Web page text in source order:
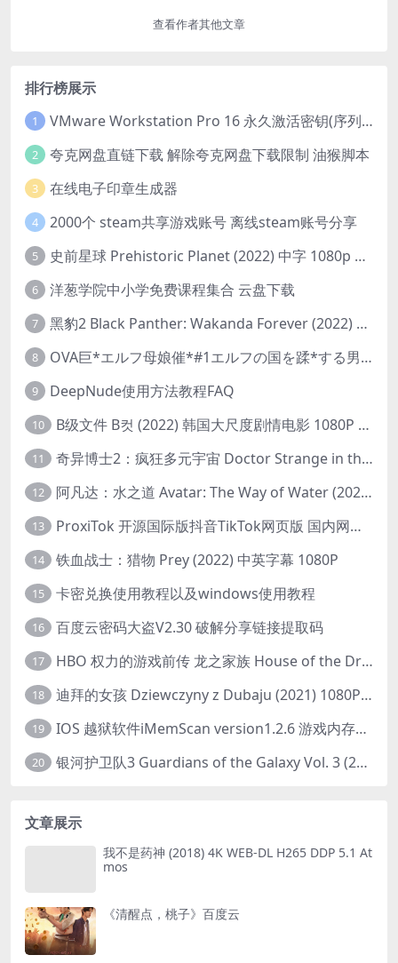
查看作者其他文章
排行榜展示
1 VMware Workstation Pro 16 永久激活密钥(序列号)
2 夸克网盘直链下载 解除夸克网盘下载限制 油猴脚本
3 在线电子印章生成器
4 2000个 steam共享游戏账号 离线steam账号分享
5 史前星球 Prehistoric Planet (2022) 中字 1080p 高清 阿里云盘 2022.5.27已更新全集
6 洋葱学院中小学免费课程集合 云盘下载
7 黑豹2 Black Panther: Wakanda Forever (2022) 高清版
8 OVA巨*エルフ母娘催*#1エルフの国を蹂*する男。汚された女王と姫
9 DeepNude使用方法教程FAQ
10 B级文件 B컷 (2022) 韩国大尺度剧情电影 1080P 中字
11 奇异博士2：疯狂多元宇宙 Doctor Strange in the Multiverse of Madness (2022) 高清版1080p
12 阿凡达：水之道 Avatar: The Way of Water (2022) 1080p 2k 4k 中文字幕
13 ProxiTok 开源国际版抖音TikTok网页版 国内网络直连
14 铁血战士：猎物 Prey (2022) 中英字幕 1080P
15 卡密兑换使用教程以及windows使用教程
16 百度云密码大盗V2.30 破解分享链接提取码
17 HBO 权力的游戏前传 龙之家族 House of the Dragon (2022) 中字 1080P 更新4集
18 迪拜的女孩 Dziewczyny z Dubaju (2021) 1080P 中字
19 IOS 越狱软件iMemScan version1.2.6 游戏内存修改器
20 银河护卫队3 Guardians of the Galaxy Vol. 3 (2023)4K高清资源1080p只分享精品
文章展示
我不是药神 (2018) 4K WEB-DL H265 DDP 5.1 At
mos
《清醒点，桃子》百度云